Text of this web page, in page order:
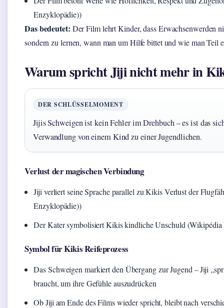
Enzyklopädie))
Das bedeutet: Der Film lehrt Kinder, dass Erwachsenwerden
sondern zu lernen, wann man um Hilfe bittet und wie man Teil
Warum spricht Jiji nicht mehr in
DER SCHLÜSSELMOMENT
Jijis Schweigen ist kein Fehler im Drehbuch – es ist das
Verwandlung von einem Kind zu einer Jugendlichen.
Verlust der magischen Verbindung
Jiji verliert seine Sprache parallel zu Kikis Verlust der
Enzyklopädie))
Der Kater symbolisiert Kikis kindliche Unschuld
Symbol für Kikis Reifeprozess
Das Schweigen markiert den Übergang zur Jugend – Jiji
braucht, um ihre Gefühle auszudrücken
Ob Jiji am Ende des Films wieder spricht, bleibt nach